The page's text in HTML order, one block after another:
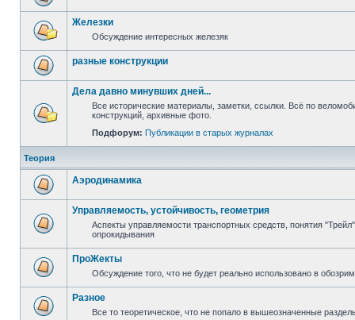
Железки
Обсуждение интересных железяк
разные конструкции
Дела давно минувших дней...
Все исторические материалы, заметки, ссылки. Всё по
конструкций, архивные фото.
Подфорум: Публикации в старых журналах
Теория
Аэродинамика
Управляемость, устойчивость, геометрия
Аспекты управляемости транспортных средств, понятия
опрокидывания
ПроЖекты
Обсуждение того, что не будет реально использовано в
Разное
Все то теоретическое, что не попало в вышеозначенные